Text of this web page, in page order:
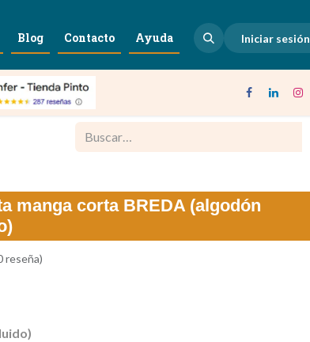
Blog Contacto Ayuda Iniciar sesión
manga corta BREDA (algodón
reseña)